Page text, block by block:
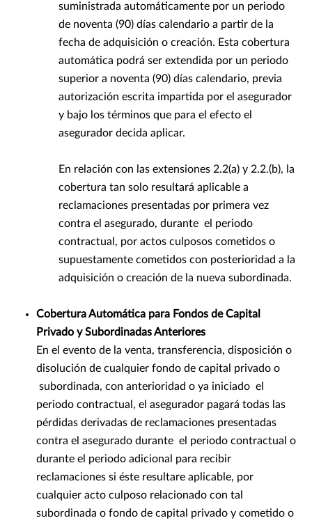
suministrada automáticamente por un periodo
de noventa (90) días calendario a partir de la
fecha de adquisición o creación. Esta cobertura
automática podrá ser extendida por un periodo
superior a noventa (90) días calendario, previa
autorización escrita impartida por el asegurador
y bajo los términos que para el efecto el
asegurador decida aplicar.
En relación con las extensiones 2.2(a) y 2.2.(b), la
cobertura tan solo resultará aplicable a
reclamaciones presentadas por primera vez
contra el asegurado, durante el periodo
contractual, por actos culposos cometidos o
supuestamente cometidos con posterioridad a la
adquisición o creación de la nueva subordinada.
Cobertura Automática para Fondos de Capital
Privado y Subordinadas Anteriores
En el evento de la venta, transferencia, disposición o
disolución de cualquier fondo de capital privado o
subordinada, con anterioridad o ya iniciado el
periodo contractual, el asegurador pagará todas las
pérdidas derivadas de reclamaciones presentadas
contra el asegurado durante el periodo contractual o
durante el periodo adicional para recibir
reclamaciones si éste resultare aplicable, por
cualquier acto culposo relacionado con tal
subordinada o fondo de capital privado y cometido o